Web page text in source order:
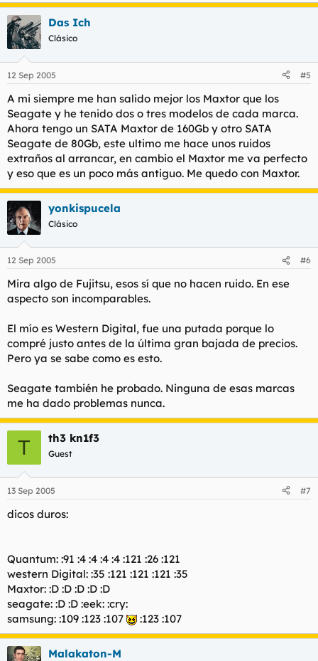
Das Ich
Clásico
12 Sep 2005 #5
A mi siempre me han salido mejor los Maxtor que los
Seagate y he tenido dos o tres modelos de cada marca.
Ahora tengo un SATA Maxtor de 160Gb y otro SATA
Seagate de 80Gb, este ultimo me hace unos ruidos
extraños al arrancar, en cambio el Maxtor me va perfecto
y eso que es un poco más antiguo. Me quedo con Maxtor.
yonkispucela
Clásico
12 Sep 2005 #6
Mira algo de Fujitsu, esos sí que no hacen ruido. En ese
aspecto son incomparables.
El mío es Western Digital, fue una putada porque lo
compré justo antes de la última gran bajada de precios.
Pero ya se sabe como es esto.
Seagate también he probado. Ninguna de esas marcas
me ha dado problemas nunca.
T th3 kn1f3
Guest
13 Sep 2005 #7
dicos duros:
Quantum: :91 :4 :4 :4 :4 :121 :26 :121
western Digital: :35 :121 :121 :121 :35
Maxtor: :D :D :D :D :D
seagate: :D :D :eek: :cry:
samsung: :109 :123 :107
:123 :107
Malakaton-M